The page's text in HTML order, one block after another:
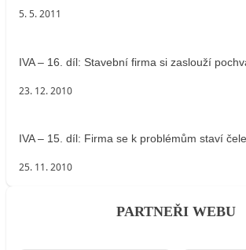
5. 5. 2011
IVA – 16. díl: Stavební firma si zaslouží
23. 12. 2010
IVA – 15. díl: Firma se k problémům staví
25. 11. 2010
PARTNEŘI WEBU